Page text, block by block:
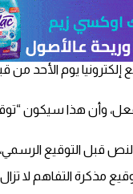
يوم الأحد
وأن هذا سيكون
قبل التوقيع
التفاهم لا تزال